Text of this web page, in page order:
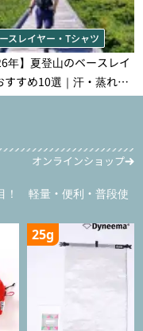
スレイヤー・Tシャツ
年】夏登山のベースレイ
すすめ10選｜汗・蒸れ・
対策に効く選び方
オンラインショップ
！ 軽量・便利・普段使
25g